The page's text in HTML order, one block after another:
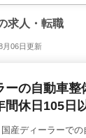
求人・転職
月06日更新
ーの自動車整
間休日105日
国産ディーラーで